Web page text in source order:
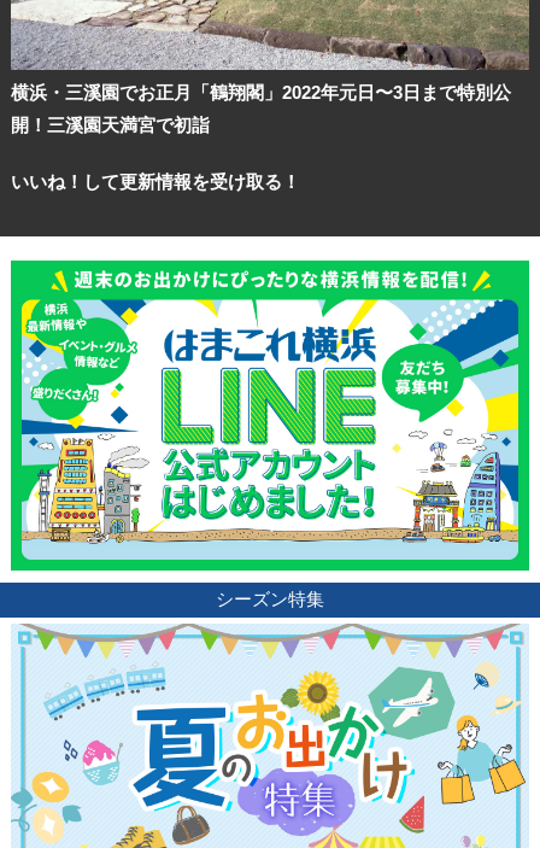
横浜・三溪園でお正月「鶴翔閣」2022年元日〜3日まで特別公
開！三溪園天満宮で初詣
いいね！して更新情報を受け取る！
シーズン特集
観光ガイド
ランキング
サイトについて